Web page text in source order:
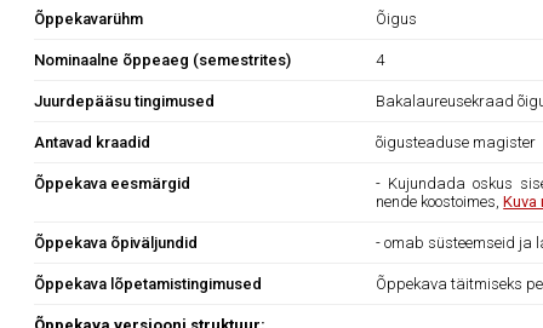
Õppekavarühm Õigus
Nominaalne õppeaeg (semestrites) 4
Juurdepääsu tingimused Bakalaureusekraad
Antavad kraadid õigusteaduse magister
Õppekava eesmärgid
- Kujundada oskus
nende koostoimes, Kuva
Õppekava õpiväljundid - omab süsteemseid ja
Õppekava lõpetamistingimused Õppekava täitmiseks